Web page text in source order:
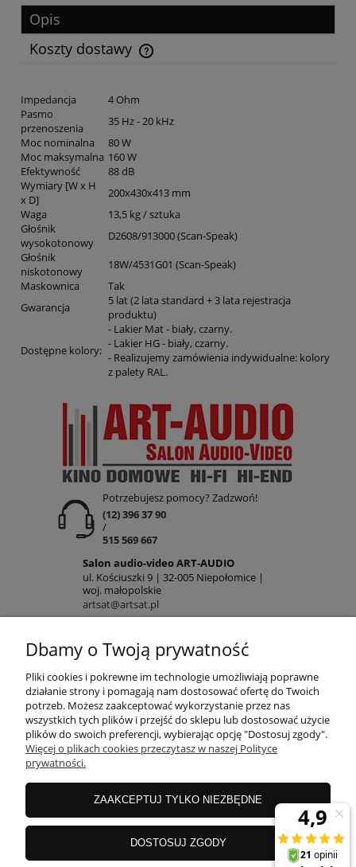
Opis
Koszty dostawy
Cena nie zawiera ewentualnych kosztów płatności
Impedancja
4 Ohm
Pasmo
przenoszenia
35 Hz - 20 kHz
Moc nominalna
80 W
Moc maksymalna 160 W
Efektywność
88 dB
Wymiary [W x H
x D]
200x430x413 mm
Waga
13,5 kg / sztuka
Głośnik
wysokotonowy
D2608/913000 (Scan-Speak)
Głośnik
niskotonowy
18W/4531G01 (Scan-Speak)
Maskownica
Tak
Gwarancja
5 lat (2 lata standard + 3 lata rejestracja
produktu)
Dostępne kolory:
- Lakier Mat - biały, czarny.
- Lakier HG - biały, czarny.
- Realizujemy zamówienia indywidualne: kolory
z palety RAL.
Potrzebujesz pomocy? Zadzwoń!
(12) 396 37 90
/
515 569 667
Salon audio-video ART-AUDIO
ul. Kościuszki 9 | 32-005 Niepołomice |
woj. małopolskie
artsat@artsat.pl
NIP: 6782225502 | REGON: 120645712
POMOC
MOJE KONTO
PŁATNOŚCI
INFORMACJE
Dbamy o Twoją prywatność
Pliki cookies i pokrewne im technologie umożliwiają poprawne
działanie strony i pomagają nam dostosować ofertę do Twoich
potrzeb. Możesz zaakceptować wykorzystanie przez nas
wszystkich tych plików i przejść do sklepu lub dostosować użycie
plików do swoich preferencji, wybierając opcję "Dostosuj zgody".
Więcej o plikach cookies przeczytasz w naszej Polityce
prywatności.
ZAAKCEPTUJ TYLKO NIEZBĘDNE
DOSTOSUJ ZGODY